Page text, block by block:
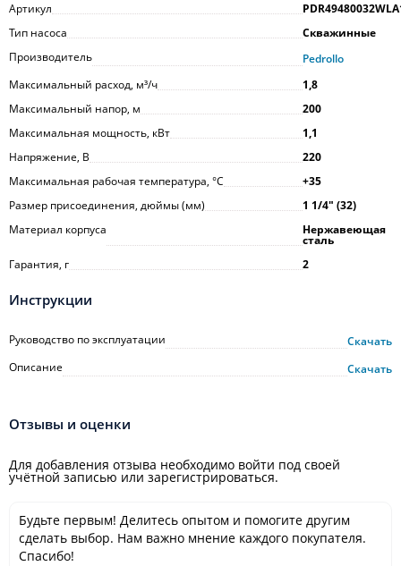
Артикул
Тип насоса
Скважинные
Производитель
Pedrollo
Максимальный расход, м³/ч
1,8
Максимальный напор, м
200
Максимальная мощность, кВт
1,1
Напряжение, В
220
Максимальная рабочая температура, °С
+35
Размер присоединения, дюймы (мм)
1 1/4ʺ (32)
Материал корпуса
Нержавеющая
сталь
Гарантия, г
2
Инструкции
Руководство по эксплуатации
Скачать
Описание
Скачать
Отзывы и оценки
Для добавления отзыва необходимо войти под своей
учётной записью или зарегистрироваться.
Будьте первым! Делитесь опытом и помогите другим
сделать выбор. Нам важно мнение каждого покупателя.
Спасибо!